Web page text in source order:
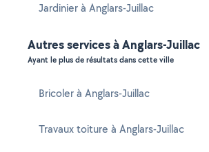
Jardinier à Anglars-Juillac
Autres services à Anglars-Juillac
Ayant le plus de résultats dans cette ville
Bricoler à Anglars-Juillac
Travaux toiture à Anglars-Juillac